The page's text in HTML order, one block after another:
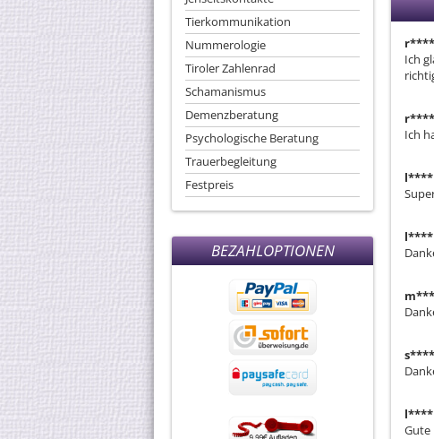
Tierkommunikation
Nummerologie
Tiroler Zahlenrad
Schamanismus
Demenzberatung
Psychologische Beratung
Trauerbegleitung
Festpreis
BEZAHLOPTIONEN
r****
Ich
r****
Ich
l****
l****
s****
l****
Gute